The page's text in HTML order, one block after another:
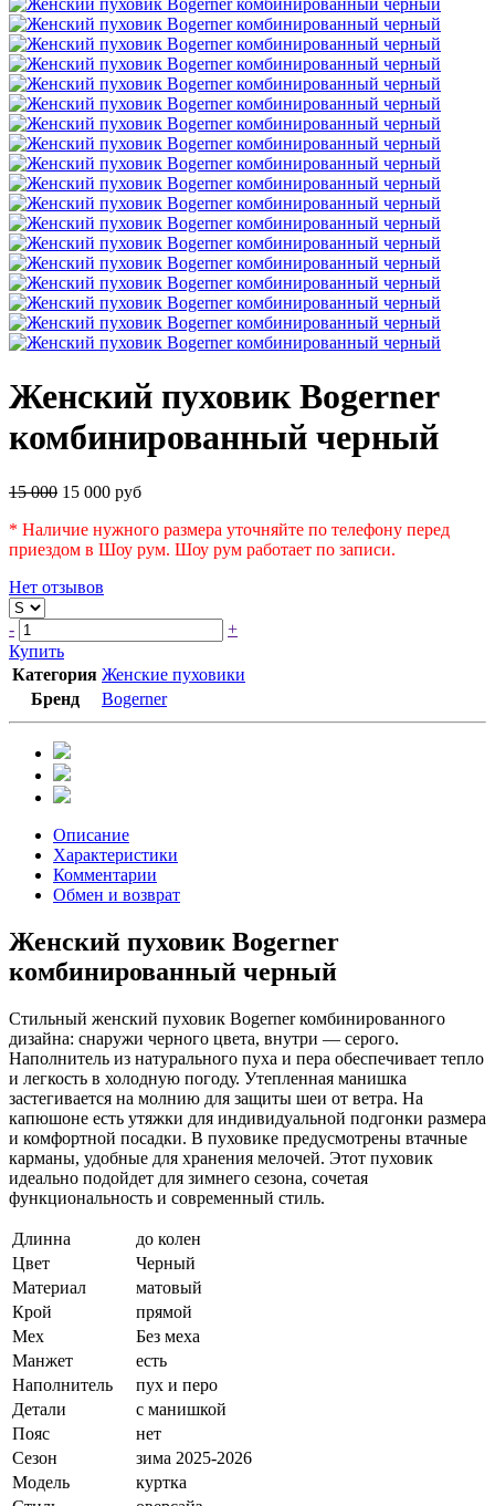
Женский пуховик Bogerner
комбинированный черный
15 000 15 000 руб
* Наличие нужного размера уточняйте по телефону перед
приездом в Шоу рум. Шоу рум работает по записи.
Нет отзывов
-
+
Купить
Категория Женские пуховики
Бренд
Bogerner
Описание
Характеристики
Комментарии
Обмен и возврат
Женский пуховик Bogerner
комбинированный черный
Стильный женский пуховик Bogerner комбинированного
дизайна: снаружи черного цвета, внутри — серого.
Наполнитель из натурального пуха и пера обеспечивает тепло
и легкость в холодную погоду. Утепленная манишка
застегивается на молнию для защиты шеи от ветра. На
капюшоне есть утяжки для индивидуальной подгонки размера
и комфортной посадки. В пуховике предусмотрены втачные
карманы, удобные для хранения мелочей. Этот пуховик
идеально подойдет для зимнего сезона, сочетая
функциональность и современный стиль.
Длинна
до колен
Цвет
Черный
Материал
матовый
Крой
прямой
Мех
Без меха
Манжет
есть
Наполнитель
пух и перо
Детали
с манишкой
Пояс
нет
Сезон
зима 2025-2026
Модель
куртка